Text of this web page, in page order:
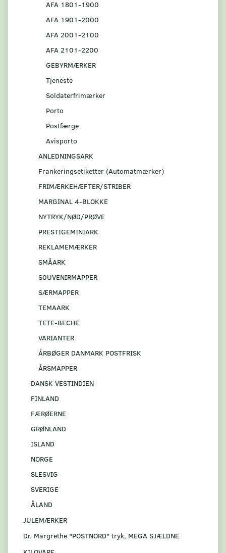
AFA 1801-1900
AFA 1901-2000
AFA 2001-2100
AFA 2101-2200
GEBYRMÆRKER
Tjeneste
Soldaterfrimærker
Porto
Postfærge
Avisporto
ANLEDNINGSARK
Frankeringsetiketter (Automatmærker)
FRIMÆRKEHÆFTER/STRIBER
MARGINAL 4-BLOKKE
NYTRYK/NØD/PRØVE
PRESTIGEMINIARK
REKLAMEMÆRKER
SMÅARK
S0UVENIRMAPPER
SÆRMAPPER
TEMAARK
TETE-BECHE
VARIANTER
ÅRBØGER DANMARK POSTFRISK
ÅRSMAPPER
DANSK VESTINDIEN
FINLAND
FÆRØERNE
GRØNLAND
ISLAND
NORGE
SLESVIG
SVERIGE
ÅLAND
JULEMÆRKER
Dr. Margrethe "POSTNORD" tryk, MEGA SJÆLDNE